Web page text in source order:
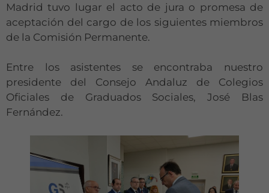
Madrid tuvo lugar el acto de jura o promesa de
aceptación del cargo de los siguientes miembros
de la Comisión Permanente.
Entre los asistentes se encontraba nuestro
presidente del Consejo Andaluz de Colegios
Oficiales de Graduados Sociales, José Blas
Fernández.